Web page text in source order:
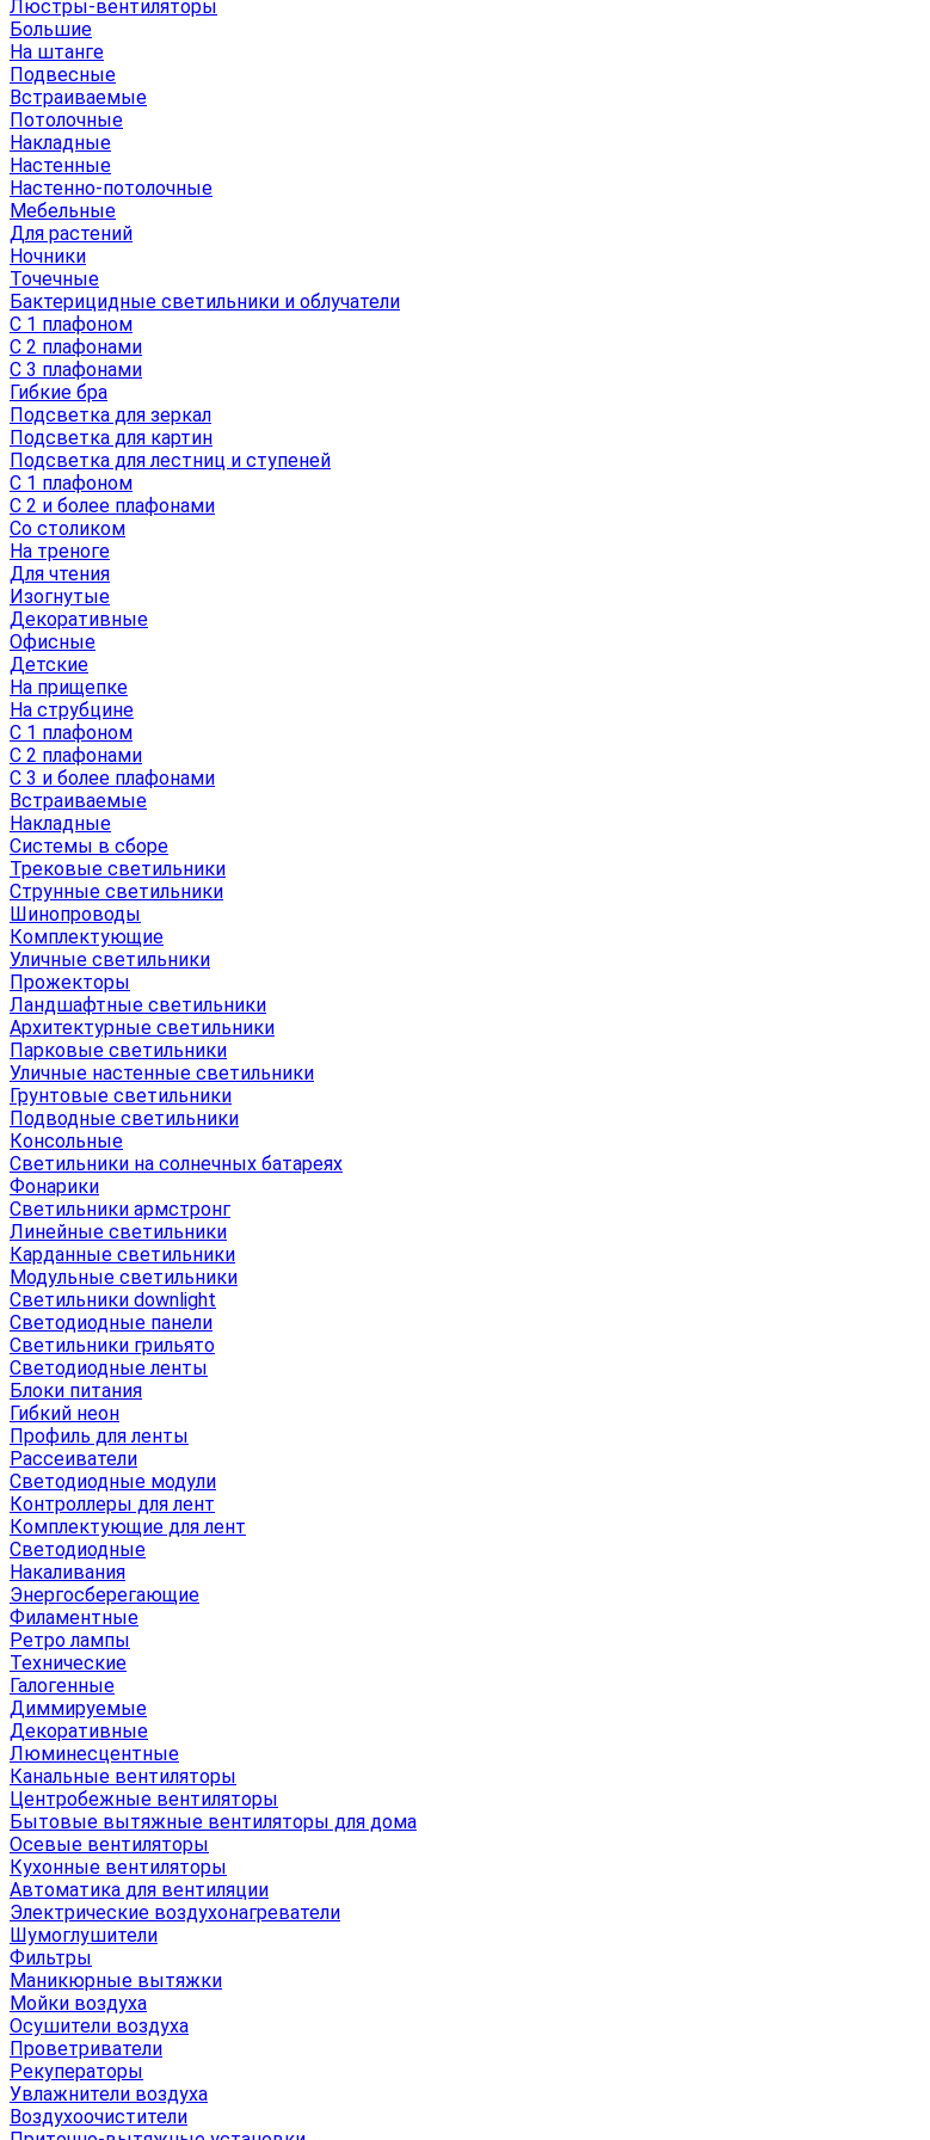
Люстры-вентиляторы
Большие
На штанге
Подвесные
Встраиваемые
Потолочные
Накладные
Настенные
Настенно-потолочные
Мебельные
Для растений
Ночники
Точечные
Бактерицидные светильники и облучатели
С 1 плафоном
С 2 плафонами
С 3 плафонами
Гибкие бра
Подсветка для зеркал
Подсветка для картин
Подсветка для лестниц и ступеней
С 1 плафоном
С 2 и более плафонами
Со столиком
На треноге
Для чтения
Изогнутые
Декоративные
Офисные
Детские
На прищепке
На струбцине
С 1 плафоном
С 2 плафонами
С 3 и более плафонами
Встраиваемые
Накладные
Системы в сборе
Трековые светильники
Струнные светильники
Шинопроводы
Комплектующие
Уличные светильники
Прожекторы
Ландшафтные светильники
Архитектурные светильники
Парковые светильники
Уличные настенные светильники
Грунтовые светильники
Подводные светильники
Консольные
Светильники на солнечных батареях
Фонарики
Светильники армстронг
Линейные светильники
Карданные светильники
Модульные светильники
Светильники downlight
Светодиодные панели
Светильники грильято
Светодиодные ленты
Блоки питания
Гибкий неон
Профиль для ленты
Рассеиватели
Светодиодные модули
Контроллеры для лент
Комплектующие для лент
Светодиодные
Накаливания
Энергосберегающие
Филаментные
Ретро лампы
Технические
Галогенные
Диммируемые
Декоративные
Люминесцентные
Канальные вентиляторы
Центробежные вентиляторы
Бытовые вытяжные вентиляторы для дома
Осевые вентиляторы
Кухонные вентиляторы
Автоматика для вентиляции
Электрические воздухонагреватели
Шумоглушители
Фильтры
Маникюрные вытяжки
Мойки воздуха
Осушители воздуха
Проветриватели
Рекуператоры
Увлажнители воздуха
Воздухоочистители